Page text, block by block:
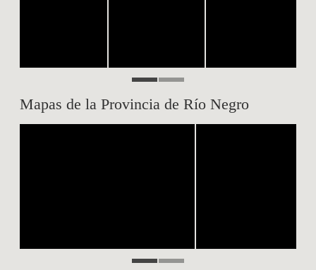
Mapas de la Provincia de Río Negro